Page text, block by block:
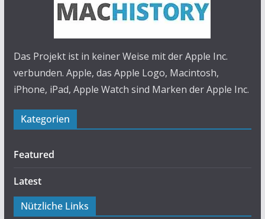
Das Projekt ist in keiner Weise mit der Apple Inc.
verbunden. Apple, das Apple Logo, Macintosh,
iPhone, iPad, Apple Watch sind Marken der Apple Inc.
Kategorien
Featured
Latest
Nützliche Links